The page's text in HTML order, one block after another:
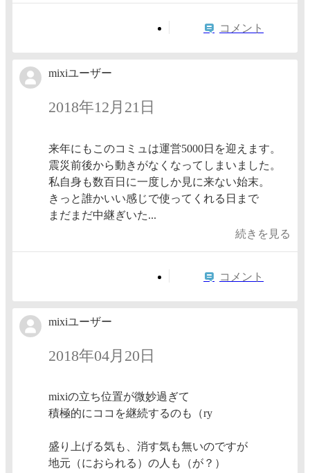
コメント
mixiユーザー
2018年12月21日
来年にもこのコミュは運営5000日を迎えます。
震災前後から動きがなくなってしまいました。
私自身も数百日に一度しか見に来ない始末。
きっと誰かいい感じで使ってくれる日まで
まだまだ中継ぎいた...
続きを見る
コメント
mixiユーザー
2018年04月20日
mixiの立ち位置が微妙過ぎて
積極的にココを継続するのも（ry
盛り上げる気も、消す気も無いのですが
地元（におられる）の人も（が？）